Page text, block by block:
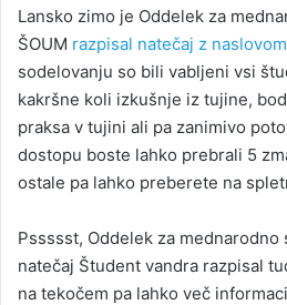
Lansko zimo je Oddelek za
ŠOUM razpisal natečaj z
sodelovanju so bili vabljeni vsi
kakršne koli izkušnje iz tujine,
praksa v tujini ali pa zanimivo
dostopu boste lahko prebrali 5
ostale pa lahko preberete na
Pssssst, Oddelek za mednarodno
natečaj Študent vandra razpisal
na tekočem pa lahko več